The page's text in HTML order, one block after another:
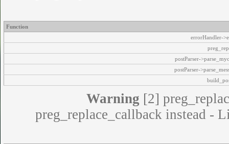
Function
errorHandler-
postParser-
postParser-
Warning [2]
preg_replace_callback instead -